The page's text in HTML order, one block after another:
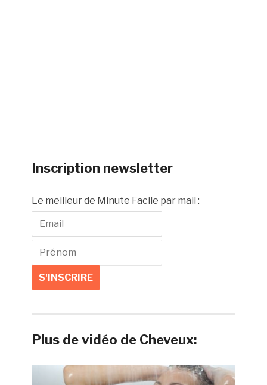
Inscription newsletter
Le meilleur de Minute Facile par mail :
Plus de vidéo de Cheveux: